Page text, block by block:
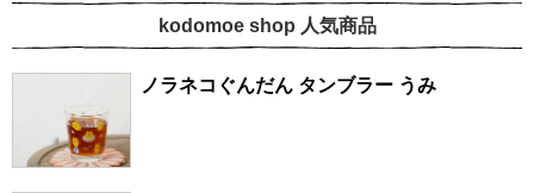
kodomoe shop 人気商品
ノラネコぐんだん タンブラー うみ